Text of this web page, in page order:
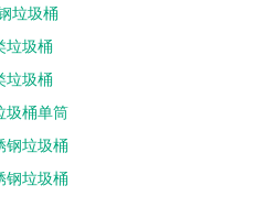
垃圾桶
垃圾桶
垃圾桶
圾桶单筒
钢垃圾桶
钢垃圾桶